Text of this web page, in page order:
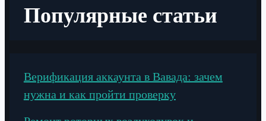
Популярные статьи
Верификация аккаунта в Вавада: зачем
нужна и как пройти проверку